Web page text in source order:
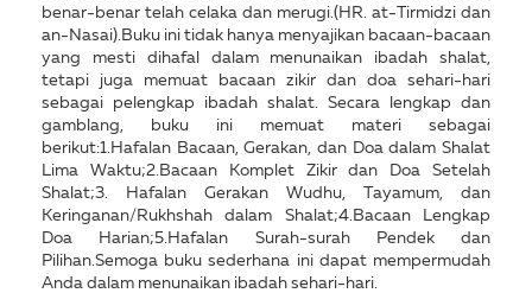
benar-benar telah celaka dan merugi.(HR. at-Tirmidzi dan
an-Nasai).Buku ini tidak hanya menyajikan bacaan-bacaan
yang mesti dihafal dalam menunaikan ibadah shalat,
tetapi juga memuat bacaan zikir dan doa sehari-hari
sebagai pelengkap ibadah shalat. Secara lengkap dan
gamblang, buku ini memuat materi sebagai
berikut:1.Hafalan Bacaan, Gerakan, dan Doa dalam Shalat
Lima Waktu;2.Bacaan Komplet Zikir dan Doa Setelah
Shalat;3. Hafalan Gerakan Wudhu, Tayamum, dan
Keringanan/Rukhshah dalam Shalat;4.Bacaan Lengkap
Doa Harian;5.Hafalan Surah-surah Pendek dan
Pilihan.Semoga buku sederhana ini dapat mempermudah
Anda dalam menunaikan ibadah sehari-hari.